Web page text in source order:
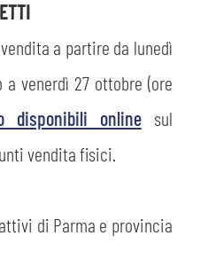
a partire da lunedì
a venerdì 27 ottobre (ore
disponibili onlinesul
vendita fisici.
di Parma e provincia